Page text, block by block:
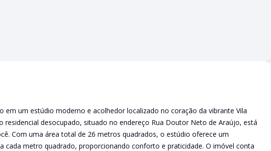
em um estúdio moderno e acolhedor localizado no coração da vibrante Vila
residencial desocupado, situado no endereço Rua Doutor Neto de Araújo, está
Com uma área total de 26 metros quadrados, o estúdio oferece um
cada metro quadrado, proporcionando conforto e praticidade. O imóvel conta